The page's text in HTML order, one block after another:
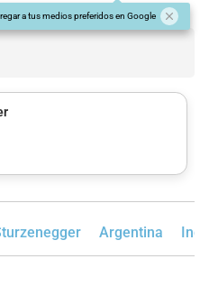
a tus medios preferidos en Google
Argentina